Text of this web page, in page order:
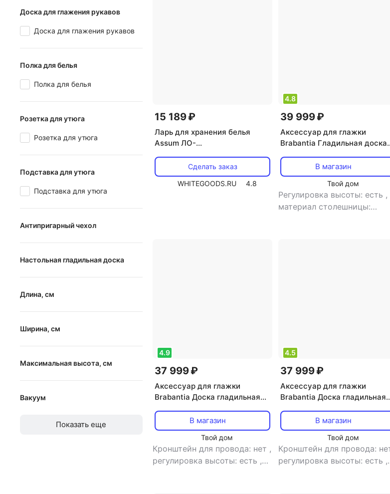
Доска для глажения рукавов
Доска для глажения рукавов
Полка для белья
Полка для белья
Розетка для утюга
Розетка для утюга
Подставка для утюга
Подставка для утюга
Антипригарный чехол
Антипригарный чехол
Настольная гладильная доска
Настольная гладильная доска
Длина, см
Ширина, см
Максимальная высота, см
Вакуум
Показать еще
15 189 ₽
Ларь для хранения белья
Assum ЛО-
Сделать заказ
WHITEGOODS.RU
4.8
4.8
39 999 ₽
Аксессуар для глажки
Brabantia Гладильная доска
В магазин
Твой дом
Регулировка высоты: есть ,
материал столешницы:
4.9
37 999 ₽
Аксессуар для глажки
Brabantia Доска гладильная
В магазин
Твой дом
Кронштейн для провода: нет ,
регулировка высоты: есть ,
4.5
37 999 ₽
Аксессуар для глажки
Brabantia Доска гладильная
В магазин
Твой дом
Кронштейн для провода:
регулировка высоты: есть ,